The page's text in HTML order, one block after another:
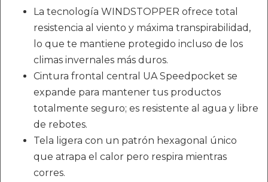
La tecnología WINDSTOPPER ofrece total
resistencia al viento y máxima transpirabilidad,
lo que te mantiene protegido incluso de los
climas invernales más duros.
Cintura frontal central UA Speedpocket se
expande para mantener tus productos
totalmente seguro; es resistente al agua y libre
de rebotes.
Tela ligera con un patrón hexagonal único
que atrapa el calor pero respira mientras
corres.